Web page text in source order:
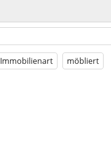
Immobilienart möbliert